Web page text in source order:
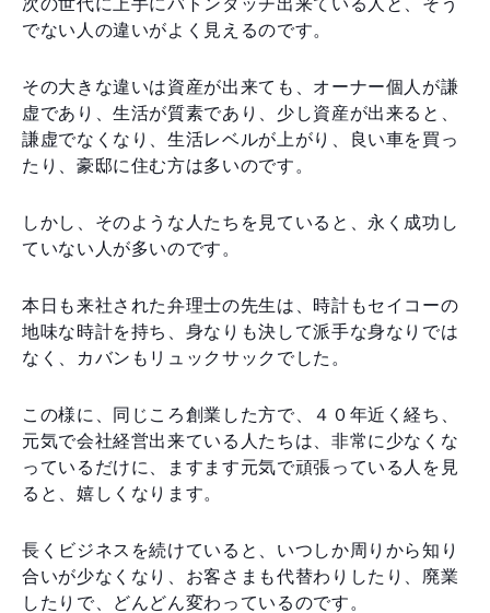
でない人の違いがよく見えるのです。
その大きな違いは資産が出来ても、オーナー個人が謙
虚であり、生活が質素であり、少し資産が出来ると、
謙虚でなくなり、生活レベルが上がり、良い車を買っ
たり、豪邸に住む方は多いのです。
しかし、そのような人たちを見ていると、永く成功し
ていない人が多いのです。
本日も来社された弁理士の先生は、時計もセイコーの
地味な時計を持ち、身なりも決して派手な身なりでは
なく、カバンもリュックサックでした。
この様に、同じころ創業した方で、４０年近く経ち、
元気で会社経営出来ている人たちは、非常に少なくな
っているだけに、ますます元気で頑張っている人を見
ると、嬉しくなります。
長くビジネスを続けていると、いつしか周りから知り
合いが少なくなり、お客さまも代替わりしたり、廃業
したりで、どんどん変わっているのです。